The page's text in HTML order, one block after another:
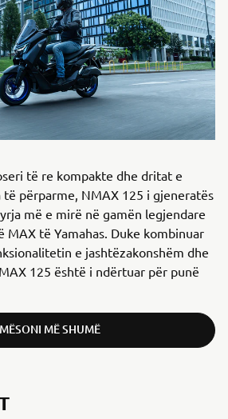
të re kompakte dhe dritat e
përparme, NMAX 125 i gjeneratës
më e mirë në gamën legjendare
të Yamahas. Duke kombinuar
e jashtëzakonshëm dhe
125 është i ndërtuar për punë
MËSONI MË SHUMË